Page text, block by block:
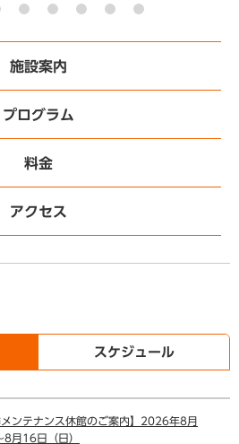
施設案内
プログラム
料金
アクセス
スケジュール
メンテナンス休館のご案内】2026年8月
月16日（日）